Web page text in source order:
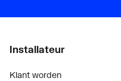
Installateur
Klant worden